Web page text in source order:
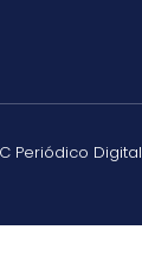
Periódico Digital